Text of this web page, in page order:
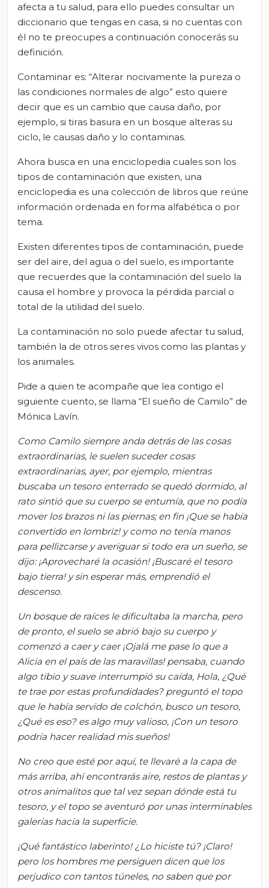
afecta a tu salud, para ello puedes consultar un
diccionario que tengas en casa, si no cuentas con
él no te preocupes a continuación conocerás su
definición.
Contaminar es: “Alterar nocivamente la pureza o
las condiciones normales de algo” esto quiere
decir que es un cambio que causa daño, por
ejemplo, si tiras basura en un bosque alteras su
ciclo, le causas daño y lo contaminas.
Ahora busca en una enciclopedia cuales son los
tipos de contaminación que existen, una
enciclopedia es una colección de libros que reúne
información ordenada en forma alfabética o por
tema.
Existen diferentes tipos de contaminación, puede
ser del aire, del agua o del suelo, es importante
que recuerdes que la contaminación del suelo la
causa el hombre y provoca la pérdida parcial o
total de la utilidad del suelo.
La contaminación no solo puede afectar tu salud,
también la de otros seres vivos como las plantas y
los animales.
Pide a quien te acompañe que lea contigo el
siguiente cuento, se llama “El sueño de Camilo” de
Mónica Lavín.
Como Camilo siempre anda detrás de las cosas
extraordinarias, le suelen suceder cosas
extraordinarias, ayer, por ejemplo, mientras
buscaba un tesoro enterrado se quedó dormido, al
rato sintió que su cuerpo se entumía, que no podía
mover los brazosni las piernas; en fin ¡Que se había
convertido en lombriz! ycomo no tenía manos
para pellizcarse y averiguar si todo era un sueño, se
dijo: ¡Aprovecharé la ocasión! ¡Buscaré el tesoro
bajo tierra! ysin esperar más, emprendió el
descenso.
Un bosque de raíces le dificultaba la marcha, pero
de pronto, el suelo se abrió bajo sucuerpo y
comenzó a caer y caer¡Ojalá me pase lo que a
Alicia en el país de las maravillas! pensaba, cuando
algo tibio y suave interrumpió su caída, Hola, ¿Qué
te trae por estas profundidades? preguntó el topo
que le había servido de colchón, busco un tesoro,
¿Qué es eso? es algo muy valioso, ¡Con un tesoro
podría hacer realidad mis sueños!
No creo que esté por aquí, te llevaré a la capa de
más arriba, ahíencontrarás aire, restos de plantas y
otros animalitos que tal vez sepan dónde está tu
tesoro, yel topo se aventuró por unas interminables
galerías hacia la superficie.
¡Qué fantástico laberinto! ¿Lo hiciste tú? ¡Claro!
pero los hombres me persiguen dicen que los
perjudico con tantos túneles, no saben que por